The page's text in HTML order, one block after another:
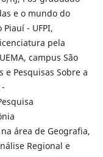
e o mundo do
- UFPI,
pela
campus São
e Pesquisas Sobre a
na área de Geografia,
Regional e